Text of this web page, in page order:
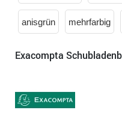
anisgrün mehrfarbig
Exacompta